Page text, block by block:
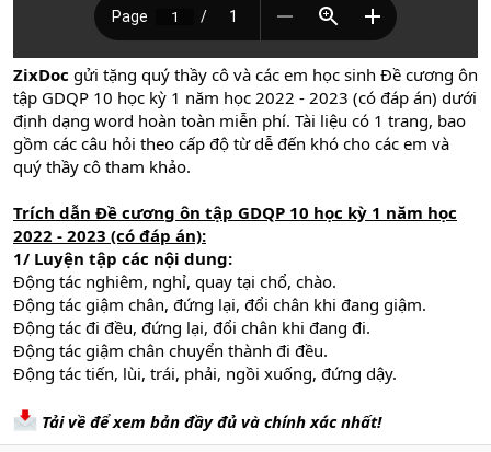
ZixDoc gửi tặng quý thầy cô và các em học sinh Đề cương ôn
tập GDQP 10 học kỳ 1 năm học 2022 - 2023 (có đáp án) dưới
định dạng word hoàn toàn miễn phí. Tài liệu có 1 trang, bao
gồm các câu hỏi theo cấp độ từ dễ đến khó cho các em và
quý thầy cô tham khảo.
Trích dẫn Đề cương ôn tập GDQP 10 học kỳ 1 năm học
2022 - 2023 (có đáp án):
1/ Luyện tập các nội dung:
Động tác nghiêm, nghỉ, quay tại chổ, chào.
Động tác giậm chân, đứng lại, đổi chân khi đang giậm.
Động tác đi đều, đứng lại, đổi chân khi đang đi.
Động tác giậm chân chuyển thành đi đều.
Động tác tiến, lùi, trái, phải, ngồi xuống, đứng dậy.
Tải về để xem bản đầy đủ và chính xác nhất!